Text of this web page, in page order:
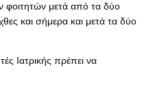
φοιτητών μετά από τα δύο
και σήμερα και μετά τα δύο
Ιατρικής πρέπει να